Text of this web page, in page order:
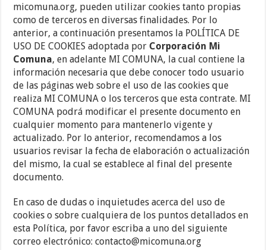
micomuna.org, pueden utilizar cookies tanto propias
como de terceros en diversas finalidades. Por lo
anterior, a continuación presentamos la POLÍTICA DE
USO DE COOKIES adoptada por Corporación Mi
Comuna, en adelante MI COMUNA, la cual contiene la
información necesaria que debe conocer todo usuario
de las páginas web sobre el uso de las cookies que
realiza MI COMUNA o los terceros que esta contrate. MI
COMUNA podrá modificar el presente documento en
cualquier momento para mantenerlo vigente y
actualizado. Por lo anterior, recomendamos a los
usuarios revisar la fecha de elaboración o actualización
del mismo, la cual se establece al final del presente
documento.
En caso de dudas o inquietudes acerca del uso de
cookies o sobre cualquiera de los puntos detallados en
esta Política, por favor escriba a uno del siguiente
correo electrónico: contacto@micomuna.org